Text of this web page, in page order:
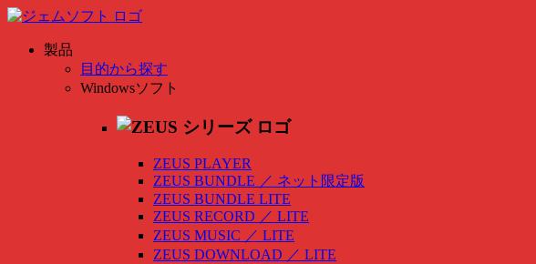
製品
目的から探す
Windowsソフト
ZEUS PLAYER
ZEUS BUNDLE ／ ネット限定版
ZEUS BUNDLE LITE
ZEUS RECORD ／ LITE
ZEUS MUSIC ／ LITE
ZEUS DOWNLOAD ／ LITE